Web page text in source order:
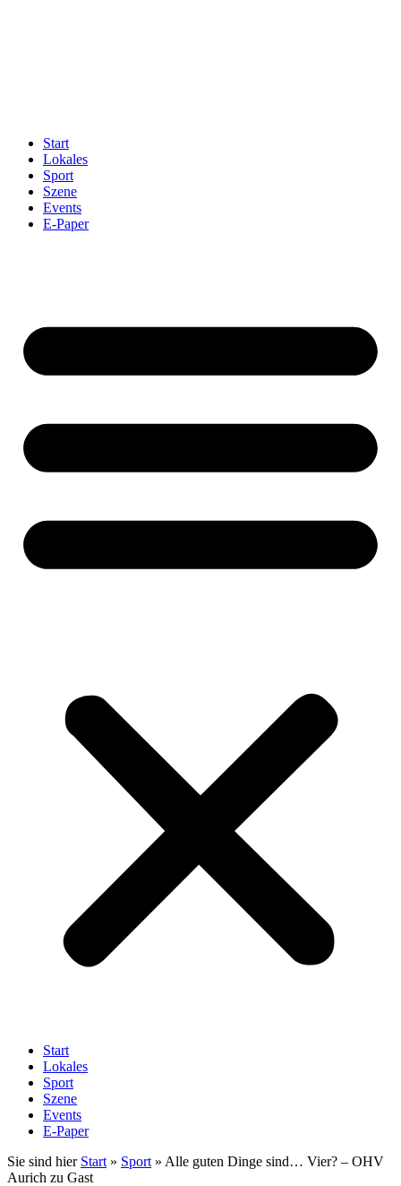
Start
Lokales
Sport
Szene
Events
E-Paper
Start
Lokales
Sport
Szene
Events
E-Paper
Sie sind hier Start » Sport » Alle guten Dinge sind… Vier? – OHV
Aurich zu Gast